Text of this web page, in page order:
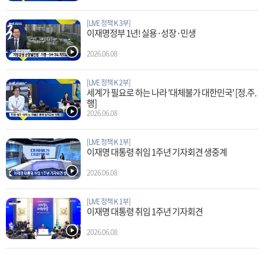
[LIVE 정책 K 3부]
이재명정부 1년! 실용·성장·민생
2026.06.08
[LIVE 정책 K 2부]
세계가 필요로 하는 나라 '대체불가 대한민국' [정.주.
행]
2026.06.08
[LIVE 정책 K 1부]
이재명 대통령 취임 1주년 기자회견 생중계
2026.06.08
[LIVE 정책 K 1부]
이재명 대통령 취임 1주년 기자회견
2026.06.08